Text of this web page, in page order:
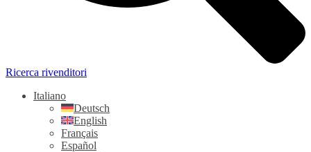
Ricerca rivenditori
Italiano
Deutsch
English
Français
Español